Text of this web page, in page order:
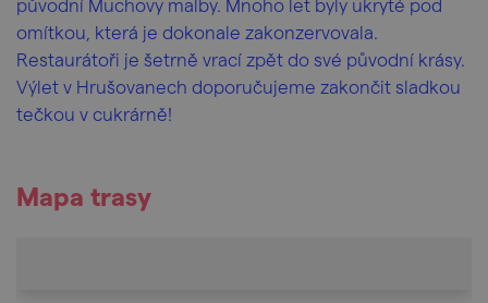
původní Muchovy malby. Mnoho let byly ukryté pod
omítkou, která je dokonale zakonzervovala.
Restaurátoři je šetrně vrací zpět do své původní krásy.
Výlet v Hrušovanech doporučujeme zakončit sladkou
tečkou v cukrárně!
Mapa trasy